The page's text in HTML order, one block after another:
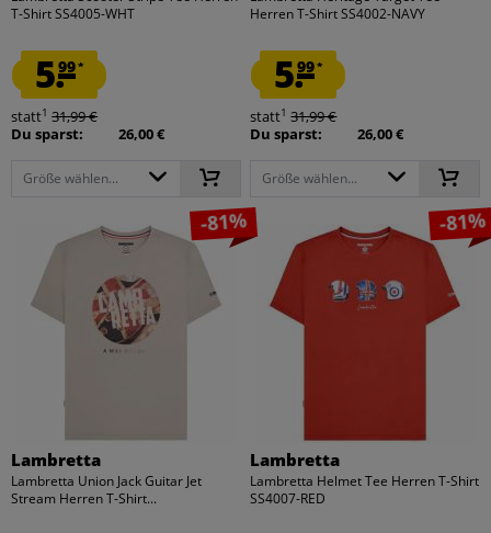
T-Shirt SS4005-WHT
5.99*
statt1 31,99 €
Du sparst:
26,00 €
Größe wählen...
Herren T-Shirt SS4002-NAVY
5.99*
statt1 31,99 €
Du sparst:
26,00 €
Größe wählen...
-81%
Lambretta
Lambretta Union Jack Guitar Jet
Stream Herren T-Shirt...
-81%
Lambretta
Lambretta Helmet Tee Herren T-Shirt
SS4007-RED